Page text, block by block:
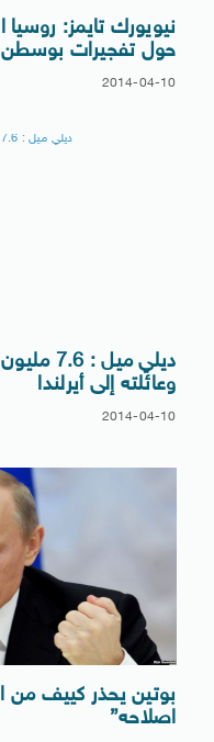
نيويورك تايمز:
حول تفجيرات بوسطن
2014-04-10
ديلي ميل
وعائلته إلى أيرلندا
2014-04-10
بوتين يحذر كييف من
اصلاحه”